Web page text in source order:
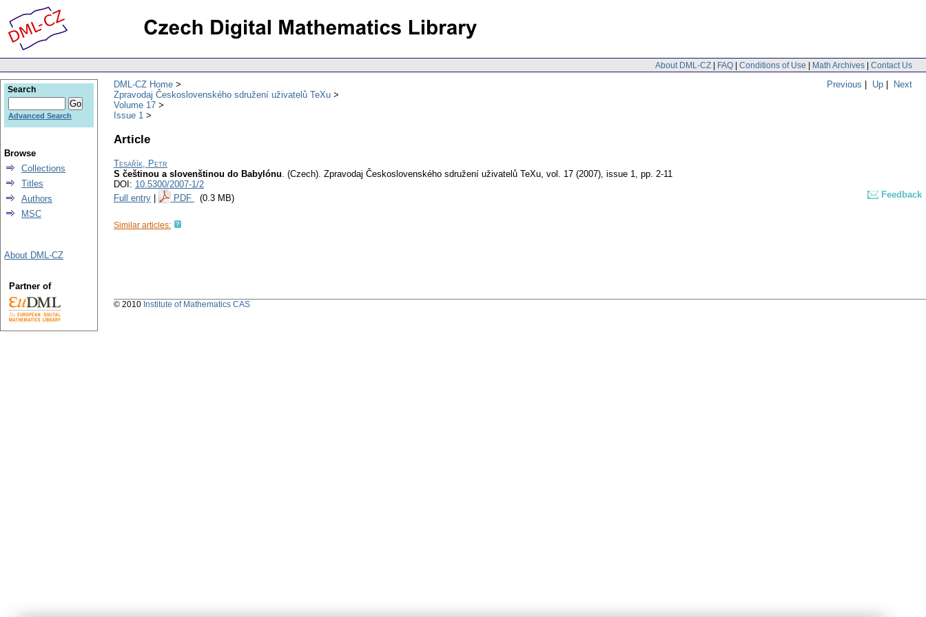
About DML-CZ | FAQ | Conditions of Use | Math Archives | Contact Us
Previous | Up | Next
DML-CZ Home
Zpravodaj Československého sdružení uživatelů TeXu
Volume 17
Issue 1
Article
Tesařík, Petr
S češtinou a slovenštinou do Babylónu. (Czech). Zpravodaj Československého sdružení uživatelů TeXu, vol. 17 (2007), issue 1, pp. 2-11
DOI: 10.5300/2007-1/2
Full entry
PDF (0.3 MB) Feedback
Similar articles:
Search
Advanced Search
Browse
Collections
Titles
Authors
MSC
About DML-CZ
Partner of
© 2010 Institute of Mathematics CAS